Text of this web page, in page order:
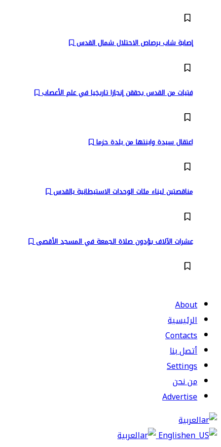
إصابة شاب برصاص الاحتلال شمال القدس
فتيات من القدس يحققن إنجازا تاريخيا في علم الأعصاب
اعتقال سيدة وابنتها من بلدة حزما
مناقصتين لبناء مئات الوحدات الاستيطانية بالقدس
عشرات الآلاف يؤدون صلاة الجمعة في المسجد الأقصى
About
الرئيسية
Contacts
أتصل بنا
Settings
من نحن
Advertise
العربية
English
العربية